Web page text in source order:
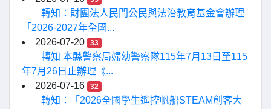
轉知：財團法人民間公民與法治教育基金會辦理
「2026-2027年全國...
2026-07-20
33
轉知 本縣警察局婦幼警察隊115年7月13日至115
年7月26日止辦理《...
2026-07-16
32
轉知：「2026全國學生遙控帆船STEAM創客大